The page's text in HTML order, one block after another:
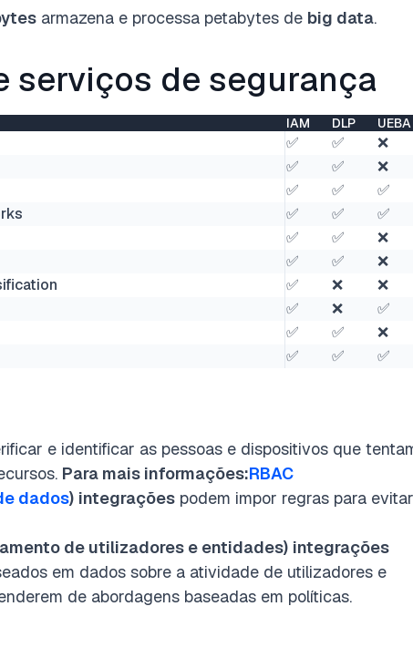
armazena e processa petabytes de big data.
serviços de segurança
IAM DLP UEBA
✅ ✅
❌
✅ ✅
❌
✅ ✅
✅
✅ ✅
✅
✅ ✅
❌
✅ ✅
❌
✅ ❌
❌
✅ ❌
✅
✅ ✅
❌
✅ ✅ ✅
e identificar as pessoas e dispositivos que
Para mais informações:RBAC
dados) integrações podem impor regras para
de utilizadores e entidades) integrações
em dados sobre a atividade de utilizadores e
de abordagens baseadas em políticas.